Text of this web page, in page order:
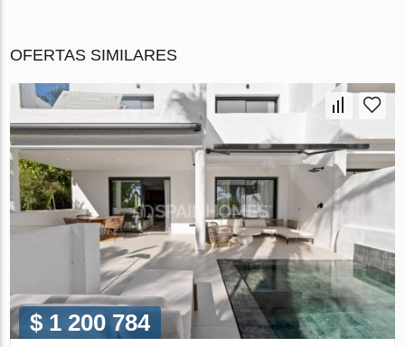
OFERTAS SIMILARES
$ 1 200 784